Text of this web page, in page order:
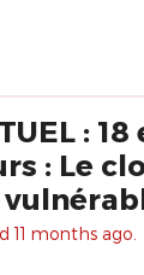
: 18
: Le
11 months ago.